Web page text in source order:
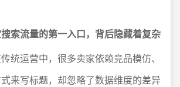
索流量的第一入口，背后隐藏着复杂
统运营中，很多卖家依赖竞品模仿、
来写标题，却忽略了数据维度的差异